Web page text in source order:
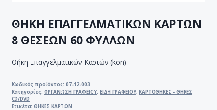
ΘΗΚΗ ΕΠΑΓΓΕΛΜΑΤΙΚΩΝ ΚΑΡΤΩΝ
8 ΘΕΣΕΩΝ 60 ΦΥΛΛΩΝ
Θήκη Επαγγελματικών Καρτών (kon)
Κωδικός προϊόντος: 07-12-003
Κατηγορίες: ΟΡΓΑΝΩΣΗ ΓΡΑΦΕΙΟΥ, ΕΙΔΗ ΓΡΑΦΕΙΟΥ, ΚΑΡΤΟΘΗΚΕΣ - ΘΗΚΕΣ
CD/DVD
Ετικέτα: ΘΗΚΕΣ ΚΑΡΤΩΝ